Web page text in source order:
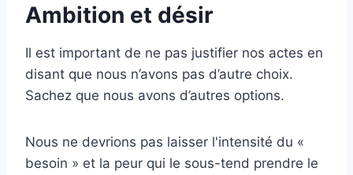
Ambition et désir
Il est important de ne pas justifier nos actes en
disant que nous n’avons pas d’autre choix.
Sachez que nous avons d’autres options.
Nous ne devrions pas laisser l'intensité du «
besoin » et la peur qui le sous-tend prendre le